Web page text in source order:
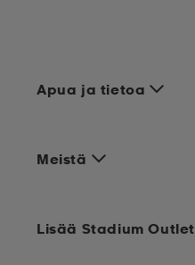
Apua ja tietoa
Meistä
Lisää Stadium Outlet